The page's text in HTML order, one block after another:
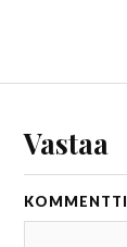
Vastaa
KOMMENTTI